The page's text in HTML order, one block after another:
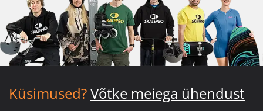
Küsimused?Võtke meiega ühendust